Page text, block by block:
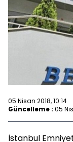
05 Nisan 2018, 10:14
Güncelleme : 05
İstanbul